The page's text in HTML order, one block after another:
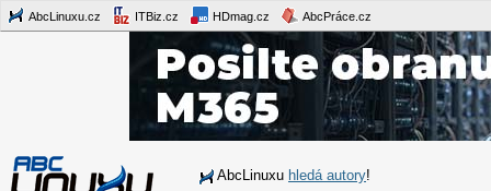
AbcLinuxu.cz ITBiz.cz HDmag.cz AbcPráce.cz
AbcLinuxu hledá autory!